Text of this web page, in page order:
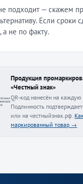
подходит — скажем
Если сроки
а не по факту.
Продукция
«Честный знак»
QR-код нанесён на каждую
Подлинность
или на честныйзнак.рф.
маркированный товар →